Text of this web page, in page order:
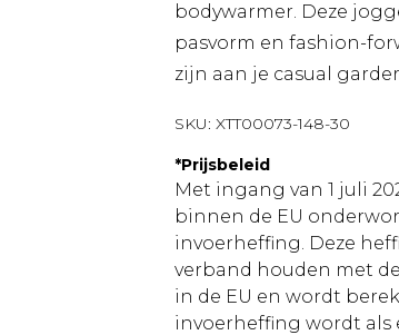
bodywarmer. Deze
pasvorm en fashion-
zijn aan je casual
SKU: XTT00073-148-30
*Prijsbeleid
Met ingang van 1 juli
binnen de EU
invoerheffing. Deze
verband houden met
in de EU en wordt
invoerheffing wordt als